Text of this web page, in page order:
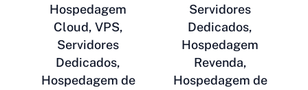
Hospedagem
Cloud, VPS,
Servidores
Dedicados,
Hospedagem de
Servidores
Dedicados,
Hospedagem
Revenda,
Hospedagem de